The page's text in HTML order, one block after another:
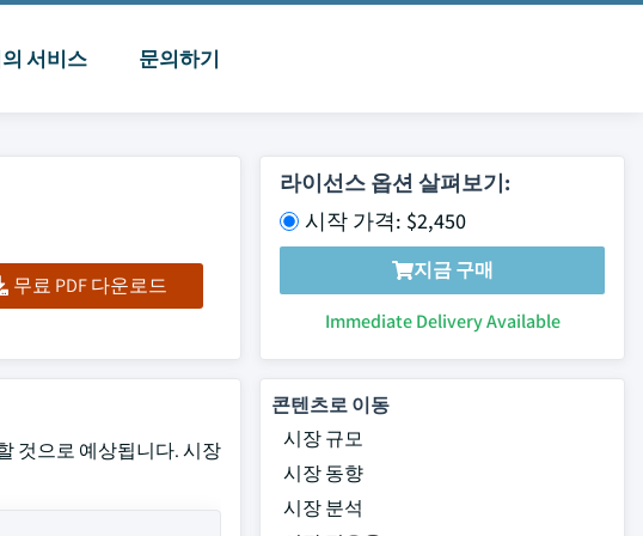
서비스 문의하기
무료 PDF 다운로드
라이선스 옵션 살펴보기:
시작 가격: $2,450
지금 구매
Immediate Delivery Available
것으로 예상됩니다. 시장
콘텐츠로 이동
시장 규모
시장 동향
시장 분석